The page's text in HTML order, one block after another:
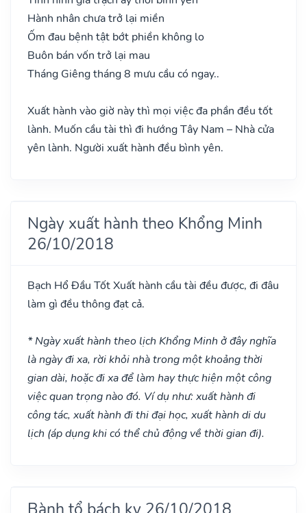
Hành nhân chưa trở lại miền
Ốm đau bệnh tật bớt phiền không lo
Buôn bán vốn trở lại mau
Tháng Giêng tháng 8 mưu cầu có ngay..
Xuất hành vào giờ này thì mọi việc đa phần đều tốt
lành. Muốn cầu tài thì đi hướng Tây Nam – Nhà cửa
yên lành. Người xuất hành đều bình yên.
Ngày xuất hành theo Khổng Minh
26/10/2018
Bạch Hổ Đầu TốtXuất hành cầu tài đều được, đi đâu
làm gì đều thông đạt cả.
* Ngày xuất hành theo lịch Khổng Minh ở đây nghĩa
là ngày đi xa, rời khỏi nhà trong một khoảng thời
gian dài, hoặc đi xa để làm hay thực hiện một công
việc quan trọng nào đó. Ví dụ như: xuất hành đi
công tác, xuất hành đi thi đại học, xuất hành di du
lịch (áp dụng khi có thể chủ động về thời gian đi).